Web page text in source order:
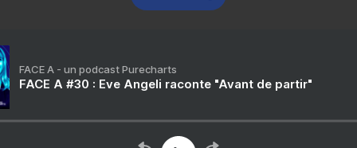
FACE A - un podcast Purecharts
FACE A #30 : Eve Angeli raconte "Avant de partir"